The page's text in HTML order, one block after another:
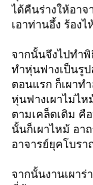
ได้คืนร่างให้อาจ
เอาท่านอึ้ง ร้องไ
จากนั้นจึงไปทำ
ทำหุ่นฟางเป็นรูป
ตอนแรก ก็เผาท
หุ่นฟางเผาไม่ไ
ตามเคล็ดเดิม คื
นั้นก็เผาไหม้ อา
อาจารย์ยุคโบร
จากนั้นงานเผาร่